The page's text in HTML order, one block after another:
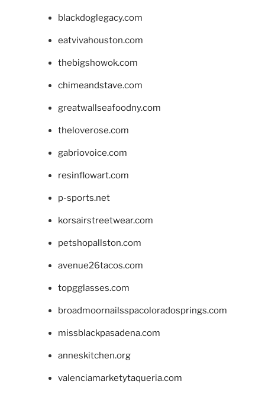
blackdoglegacy.com
eatvivahouston.com
thebigshowok.com
chimeandstave.com
greatwallseafoodny.com
theloverose.com
gabriovoice.com
resinflowart.com
p-sports.net
korsairstreetwear.com
petshopallston.com
avenue26tacos.com
topgglasses.com
broadmoornailsspacoloradosprings.com
missblackpasadena.com
anneskitchen.org
valenciamarketytaqueria.com